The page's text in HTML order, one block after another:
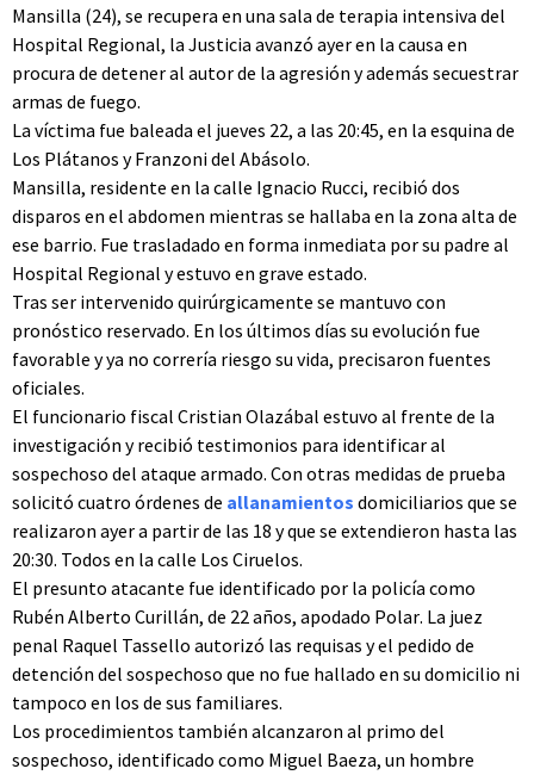
Mansilla (24), se recupera en una sala de terapia intensiva del
Hospital Regional, la Justicia avanzó ayer en la causa en
procura de detener al autor de la agresión y además secuestrar
armas de fuego.
La víctima fue baleada el jueves 22, a las 20:45, en la esquina de
Los Plátanos y Franzoni del Abásolo.
Mansilla, residente en la calle Ignacio Rucci, recibió dos
disparos en el abdomen mientras se hallaba en la zona alta de
ese barrio. Fue trasladado en forma inmediata por su padre al
Hospital Regional y estuvo en grave estado.
Tras ser intervenido quirúrgicamente se mantuvo con
pronóstico reservado. En los últimos días su evolución fue
favorable y ya no correría riesgo su vida, precisaron fuentes
oficiales.
El funcionario fiscal Cristian Olazábal estuvo al frente de la
investigación y recibió testimonios para identificar al
sospechoso del ataque armado. Con otras medidas de prueba
solicitó cuatro órdenes de allanamientos domiciliarios que se
realizaron ayer a partir de las 18 y que se extendieron hasta las
20:30. Todos en la calle Los Ciruelos.
El presunto atacante fue identificado por la policía como
Rubén Alberto Curillán, de 22 años, apodado Polar. La juez
penal Raquel Tassello autorizó las requisas y el pedido de
detención del sospechoso que no fue hallado en su domicilio ni
tampoco en los de sus familiares.
Los procedimientos también alcanzaron al primo del
sospechoso, identificado como Miguel Baeza, un hombre